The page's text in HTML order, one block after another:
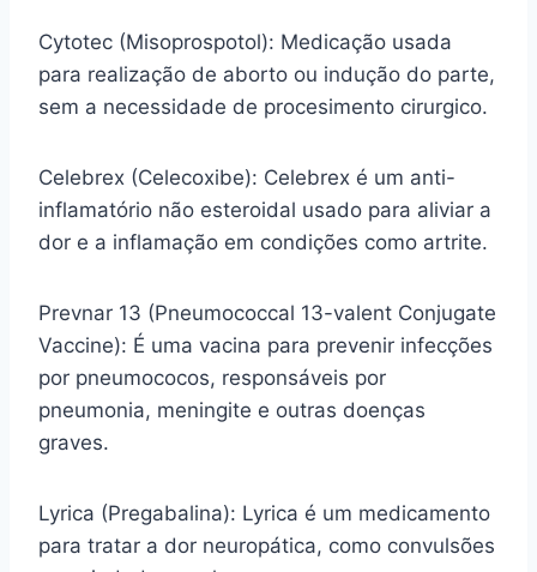
Cytotec (Misoprospotol): Medicação usada
para realização de aborto ou indução do parte,
sem a necessidade de procesimento cirurgico.
Celebrex (Celecoxibe): Celebrex é um anti-
inflamatório não esteroidal usado para aliviar a
dor e a inflamação em condições como artrite.
Prevnar 13 (Pneumococcal 13-valent Conjugate
Vaccine): É uma vacina para prevenir infecções
por pneumococos, responsáveis por
pneumonia, meningite e outras doenças
graves.
Lyrica (Pregabalina): Lyrica é um medicamento
para tratar a dor neuropática, como convulsões